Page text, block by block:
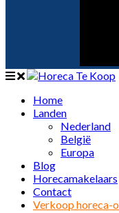
Home
Landen
Nederland
België
Europa
Blog
Horecamakelaars
Contact
Verkoop horeca-